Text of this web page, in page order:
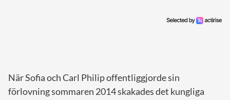
När Sofia och Carl Philip offentliggjorde sin
förlovning sommaren 2014 skakades det kungliga